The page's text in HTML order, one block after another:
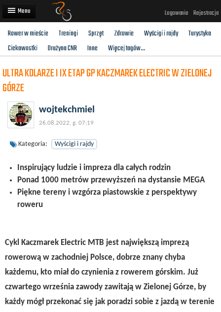
Logowanie Rejestracja
Artykuły
Wyścigi rowerowe
Użytkownicy
Dodaj
Rower w mieście Treningi Sprzęt Zdrowie Wyścigi i rajdy
Turystyka
Ciekawostki
Drużyna CNR Inne Więcej tagów...
ULTRA KOLARZE I IX ETAP GP KACZMAREK ELECTRIC W ZIELONEJ
GÓRZE
wojtekchmiel
26.08.2022, g. 07:19
Kategoria: Wyścigi i rajdy
Inspirujący ludzie i impreza dla całych rodzin
Ponad 1000 metrów przewyższeń na dystansie MEGA
Piękne tereny i wzgórza piastowskie z perspektywy
roweru
Cykl Kaczmarek Electric MTB jest największą imprezą
rowerową w zachodniej Polsce, dobrze znany chyba
każdemu, kto miał do czynienia z rowerem górskim. Już
czwartego września zawody zawitają w Zielonej Górze, by
każdy mógł przekonać się jak poradzi sobie z jazdą w terenie